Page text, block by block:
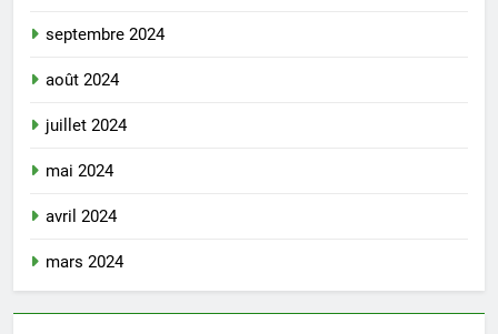
septembre 2024
août 2024
juillet 2024
mai 2024
avril 2024
mars 2024